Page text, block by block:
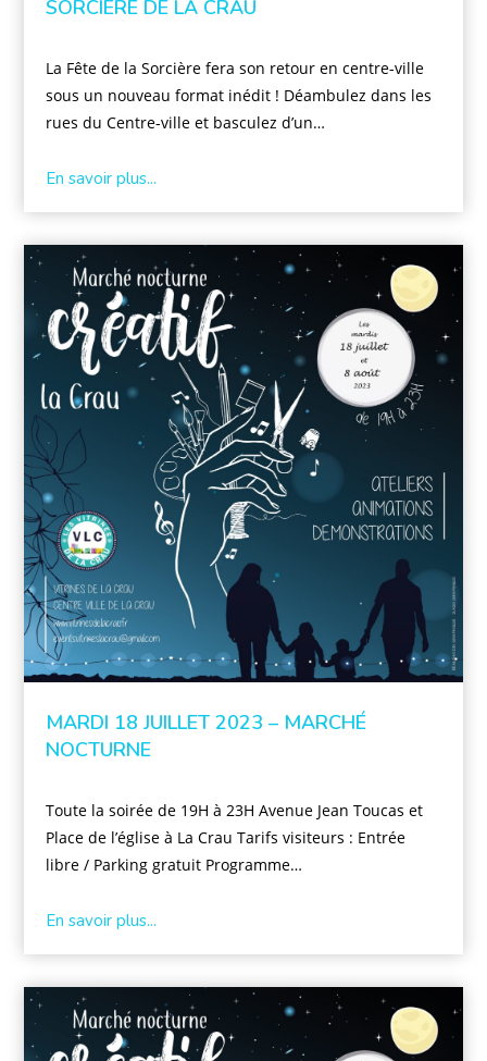
SORCIÈRE DE LA CRAU
La Fête de la Sorcière fera son retour en centre-ville
sous un nouveau format inédit ! Déambulez dans les
rues du Centre-ville et basculez d’un…
En savoir plus...
MARDI 18 JUILLET 2023 – MARCHÉ
NOCTURNE
Toute la soirée de 19H à 23H Avenue Jean Toucas et
Place de l’église à La Crau Tarifs visiteurs : Entrée
libre / Parking gratuit Programme…
En savoir plus...